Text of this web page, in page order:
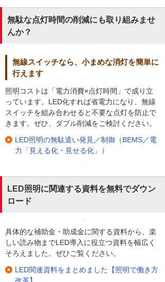
無駄な点灯時間の削減にも取り組みませ
んか？
無線スイッチなら、小まめな消灯を簡単に
行えます
照明コストは「電力消費×点灯時間」で成り立
っています。LED化すれば省電力になり、無線
スイッチを組み合わせると不要な点灯を防止で
きます。ぜひ、ダブル削減をご検討ください。
LED照明の無駄遣い発見／制御（BEMS／電
力「見える化・見せる化」）
LED照明に関連する資料を無料でダウン
ロード
具体的な補助金・助成金に関する資料から、楽
しい読み物までLED導入に役立つ資料を幅広く
そろえました。ぜひご覧ください。
LED関連資料をまとめました【照明で働き方